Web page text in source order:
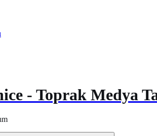
- Toprak Medya